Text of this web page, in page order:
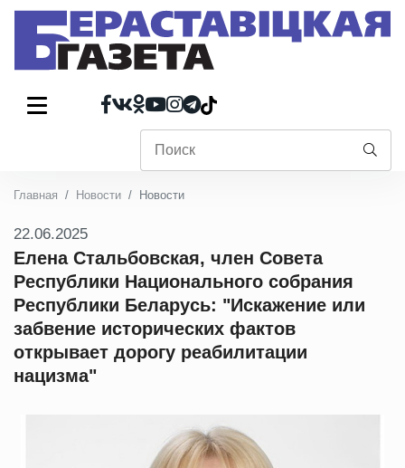
Главная Новости Новости
22.06.2025
Елена Стальбовская, член Совета
Республики Национального собрания
Республики Беларусь: "Искажение или
забвение исторических фактов
открывает дорогу реабилитации
нацизма"